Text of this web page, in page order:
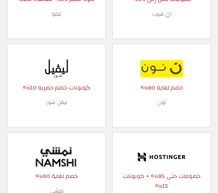
اي هيرب تيمو
خصم لغاية 80%
نون
كوبونات خصم حصرية 10%
ليفل شوز
خصومات حتى 85% + كوبونات
15%
خصم لغاية 80%
نمشي